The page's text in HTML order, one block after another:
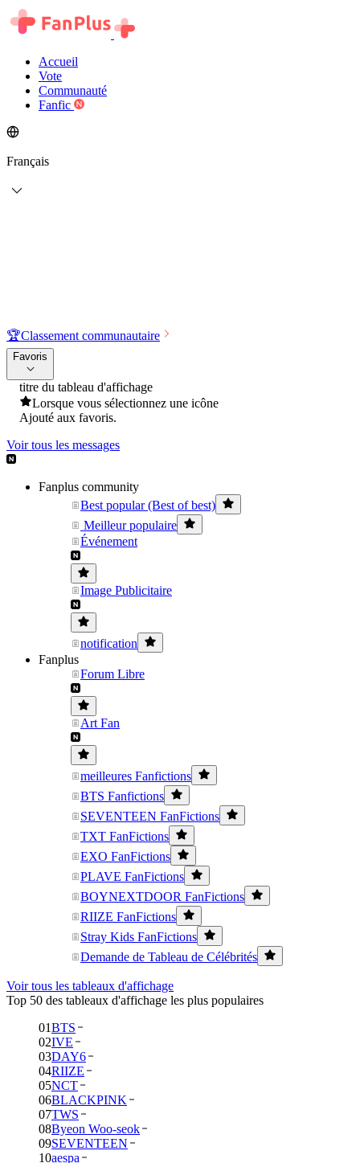
Accueil
Vote
Communauté
Fanfic
Français
🏆Classement communautaire
Favoris
titre du tableau d'affichage
Lorsque vous sélectionnez une icône
Ajouté aux favoris.
Voir tous les messages
Fanplus community
Best popular (Best of best)
Meilleur populaire
Événement
Image Publicitaire
notification
Fanplus
Forum Libre
Art Fan
meilleures Fanfictions
BTS Fanfictions
SEVENTEEN FanFictions
TXT FanFictions
EXO FanFictions
PLAVE FanFictions
BOYNEXTDOOR FanFictions
RIIZE FanFictions
Stray Kids FanFictions
Demande de Tableau de Célébrités
Voir tous les tableaux d'affichage
Top 50 des tableaux d'affichage les plus populaires
01BTS
02IVE
03DAY6
04RIIZE
05NCT
06BLACKPINK
07TWS
08Byeon Woo-seok
09SEVENTEEN
10aespa